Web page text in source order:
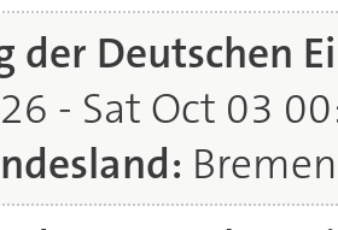
der Deutschen
- Sat Oct 03
Bremen